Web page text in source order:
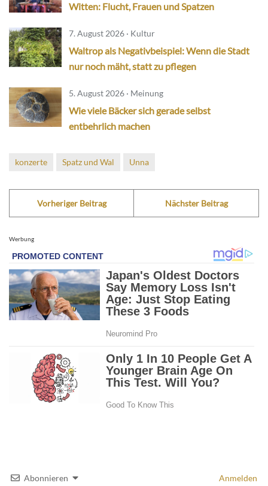
Witten: Flucht, Frauen und Spatzen
7. August 2026 · Kultur
Waltrop als Negativbeispiel: Wenn die Stadt
nur noch mäht, statt zu pflegen
5. August 2026 · Meinung
Wie viele Bäcker sich gerade selbst
entbehrlich machen
konzerte Spatz und Wal Unna
Vorheriger Beitrag Nächster Beitrag
Werbung
Abonnieren Anmelden